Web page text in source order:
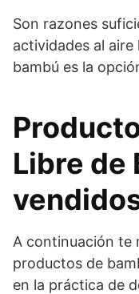
Son razones
actividades al
bambú es la
Libre de
A continuación te
productos de
en la práctica de